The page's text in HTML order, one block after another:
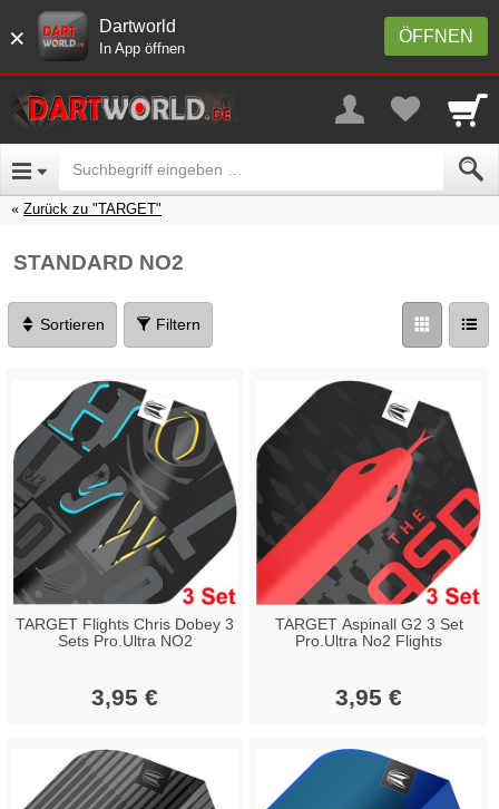
× ÖFFNEN
Dartworld
In App öffnen
Zurück zu "TARGET"
STANDARD NO2
Sortieren Filtern
TARGET Flights Chris Dobey 3
Sets Pro.Ultra NO2
3,95 €
TARGET Aspinall G2 3 Set
Pro.Ultra No2 Flights
3,95 €